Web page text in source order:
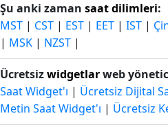
Şu anki zaman saat dilimleri:
MST | CST | EST | EET | IST |
| MSK | NZST |
Ücretsizwidgetlarweb
Saat Widget'ı | Ücretsiz Dijital
Metin Saat Widget'ı | Ücretsiz